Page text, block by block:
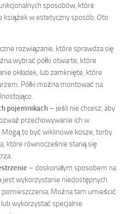
sposobów, które
książek w estetyczny sposób. Oto
rozwiązanie, które sprawdza się
wybrać półki otwarte, które
okładek, lub zamknięte, które
Półki można montować na
pojemnikach – jeśli nie chcesz, aby
przechowywanie ich w
to być wiklinowe kosze, torby
które równocześnie staną się
– doskonałym sposobem na
jest wykorzystanie niedostępnych
pomieszczenia. Można tam umieścić
lub wykorzystać specjalnie